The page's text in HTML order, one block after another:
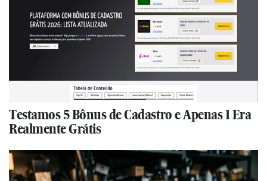
Testamos 5 Bônus de Cadastro e Apenas 1 Era
Realmente Grátis